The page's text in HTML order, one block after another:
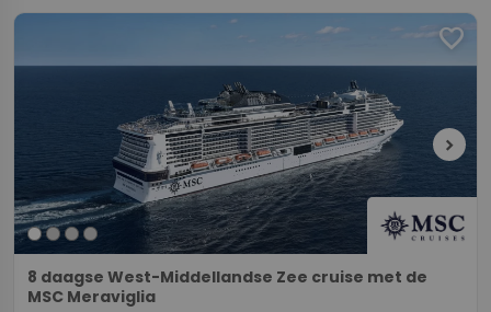
favorite
chevron_right
8 daagse West-Middellandse Zee cruise met de
MSC Meraviglia